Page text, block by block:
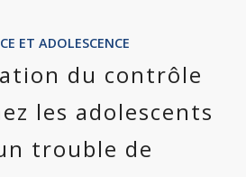
ET ADOLESCENCE
du contrôle
les adolescents
trouble de